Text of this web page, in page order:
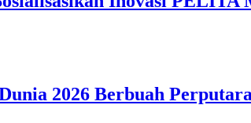
2026 Berbuah